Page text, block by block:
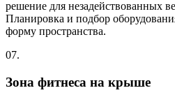
решение для незадействованных
Планировка и подбор
форму пространства.
07.
Зона фитнеса на крыше